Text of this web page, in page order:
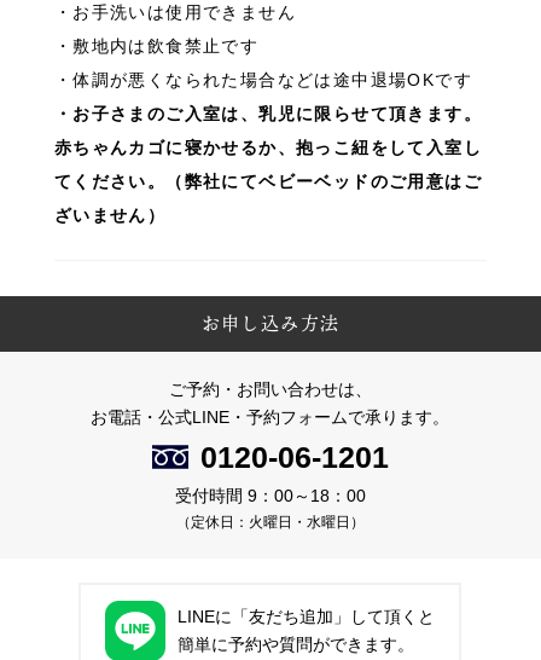
・お手洗いは使用できません
・敷地内は飲食禁止です
・体調が悪くなられた場合などは途中退場OKです
・お子さまのご入室は、乳児に限らせて頂きます。
赤ちゃんカゴに寝かせるか、抱っこ紐をして入室し
てください。（弊社にてベビーベッドのご用意はご
ざいません）
お申し込み方法
ご予約・お問い合わせは、
お電話・公式LINE・予約フォームで承ります。
0120-06-1201
受付時間 9：00～18：00
（定休日：火曜日・水曜日）
LINEに「友だち追加」して頂くと
簡単に予約や質問ができます。